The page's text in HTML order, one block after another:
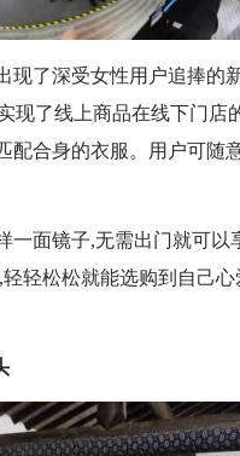
现了深受女性用户追捧
现了线上商品在线下门店
合身的衣服。用户可随
面镜子,无需出门就可以
轻松松就能选购到自己